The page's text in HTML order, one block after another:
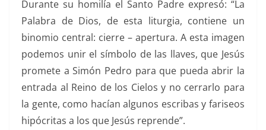
Durante su homilía el Santo Padre expresó: “La
Palabra de Dios, de esta liturgia, contiene un
binomio central: cierre – apertura. A esta imagen
podemos unir el símbolo de las llaves, que Jesús
promete a Simón Pedro para que pueda abrir la
entrada al Reino de los Cielos y no cerrarlo para
la gente, como hacían algunos escribas y fariseos
hipócritas a los que Jesús reprende”.